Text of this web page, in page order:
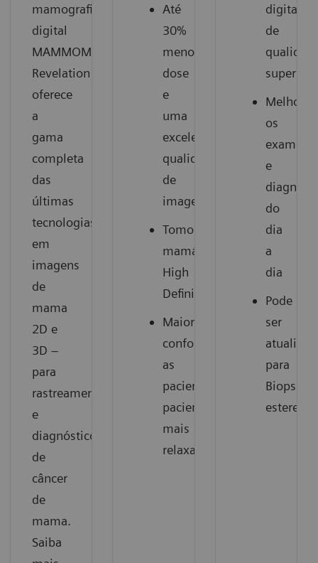
mamografia
digital
MAMMOMAT
Revelation
oferece
a
gama
completa
das
últimas
tecnologias
em
imagens
de
mama
2D e
3D –
para
rastreamento
e
diagnóstico
de
câncer
de
mama.
Saiba
Até
30%
menos
dose
e
uma
excelente
qualidade
de
imagem
Tomossíntese
mamária
High
Definition
Maior
conforto
as
pacientes,
pacientes
mais
relaxadas
digital
de
superior
Melhora
os
exames
e
do
dia
a
dia
Pode
ser
para
Biopsia